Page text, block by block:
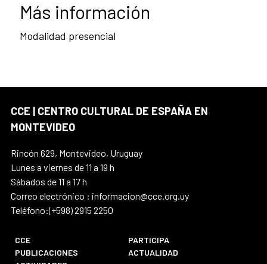
Más información
Modalidad presencial
CCE | CENTRO CULTURAL DE ESPAÑA EN
MONTEVIDEO
Rincón 629, Montevideo, Uruguay
Lunes a viernes de 11 a 19 h
Sábados de 11 a 17 h
Correo electrónico : informacion@cce.org.uy
Teléfono:(+598) 2915 2250
CCE
PARTICIPA
PUBLICACIONES
ACTUALIDAD